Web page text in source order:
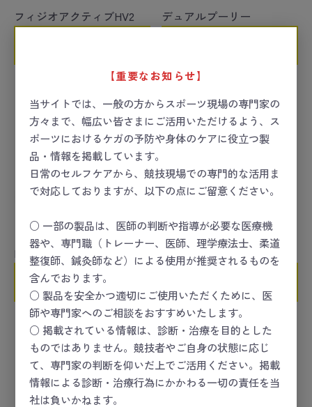
【重要なお知らせ】
当サイトでは、一般の方からスポーツ現場の専門家の
方々まで、幅広い皆さまにご活用いただけるよう、ス
ポーツにおけるケガの予防や身体のケアに役立つ製
品・情報を掲載しています。
日常のセルフケアから、競技現場での専門的な活用ま
で対応しておりますが、以下の点にご留意ください。
○ 一部の製品は、医師の判断や指導が必要な医療機
器や、専門職（トレーナー、医師、理学療法士、柔道
整復師、鍼灸師など）による使用が推奨されるものを
含んでおります。
○ 製品を安全かつ適切にご使用いただくために、医
師や専門家へのご相談をおすすめいたします。
○ 掲載されている情報は、診断・治療を目的とした
ものではありません。競技者やご自身の状態に応じ
て、専門家の判断を仰いだ上でご活用ください。掲載
情報による診断・治療行為にかかわる一切の責任を当
社は負いかねます。
フィジオアクティブHV2
デュアルプーリー
Polar Team Pro セット
お問い合わせ
エスミス ES-4201